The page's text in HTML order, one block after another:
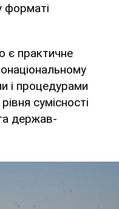
форматі
є практичне
і процедурами
сумісності
держав-